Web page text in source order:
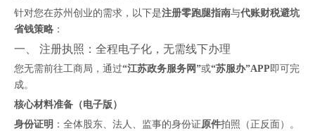
针对您在苏州创业的需求，以下是注册零跑腿指南与代账财税避坑
省钱策略 ：
一、 注册执照：全程电子化，无需线下办理
您无需前往工商局，通过“江苏政务服务网”或“苏服办”APP即可完
成。
核心材料准备（电子版）
身份证明 ：全体股东、法人、监事的身份证原件拍照（正反面）。